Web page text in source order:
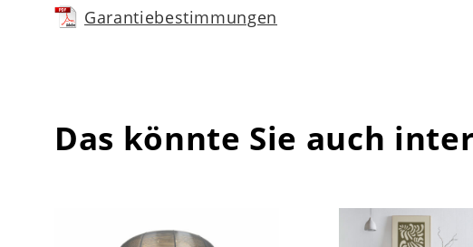
Garantiebestimmungen
Das könnte Sie auch